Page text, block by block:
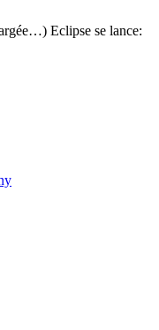
Eclipse se lance: